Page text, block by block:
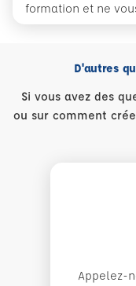
formation et ne
D'autres
Si vous avez des
ou sur comment
Appelez-